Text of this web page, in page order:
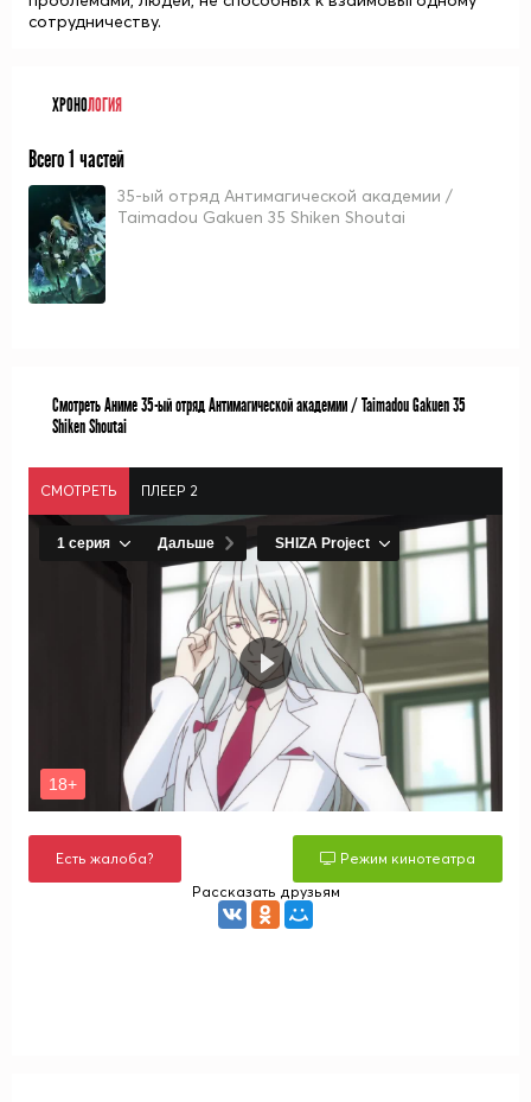
сотрудничеству.
ХРОНОЛОГИЯ
Всего 1 частей
35-ый отряд Антимагической академии /
Taimadou Gakuen 35 Shiken Shoutai
Смотреть Аниме 35-ый отряд Антимагической академии / Taimadou Gakuen 35
Shiken Shoutai
СМОТРЕТЬ ПЛЕЕР 2
Есть жалоба?
Режим кинотеатра
Рассказать друзьям